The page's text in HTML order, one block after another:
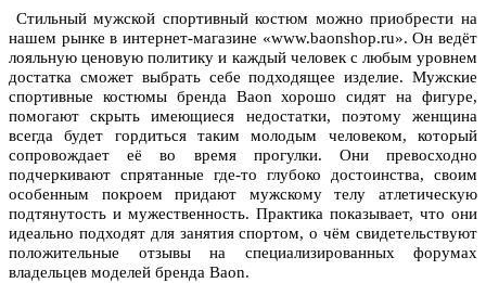
Стильный мужской спортивный костюм можно приобрести на
нашем рынке в интернет-магазине «www.baonshop.ru». Он ведёт
лояльную ценовую политику и каждый человек с любым уровнем
достатка сможет выбрать себе подходящее изделие. Мужские
спортивные костюмы бренда Вaon хорошо сидят на фигуре,
помогают скрыть имеющиеся недостатки, поэтому женщина
всегда будет гордиться таким молодым человеком, который
сопровождает её во время прогулки. Они превосходно
подчеркивают спрятанные где-то глубоко достоинства, своим
особенным покроем придают мужскому телу атлетическую
подтянутость и мужественность. Практика показывает, что они
идеально подходят для занятия спортом, о чём свидетельствуют
положительные отзывы на специализированных форумах
владельцев моделей бренда Вaon.